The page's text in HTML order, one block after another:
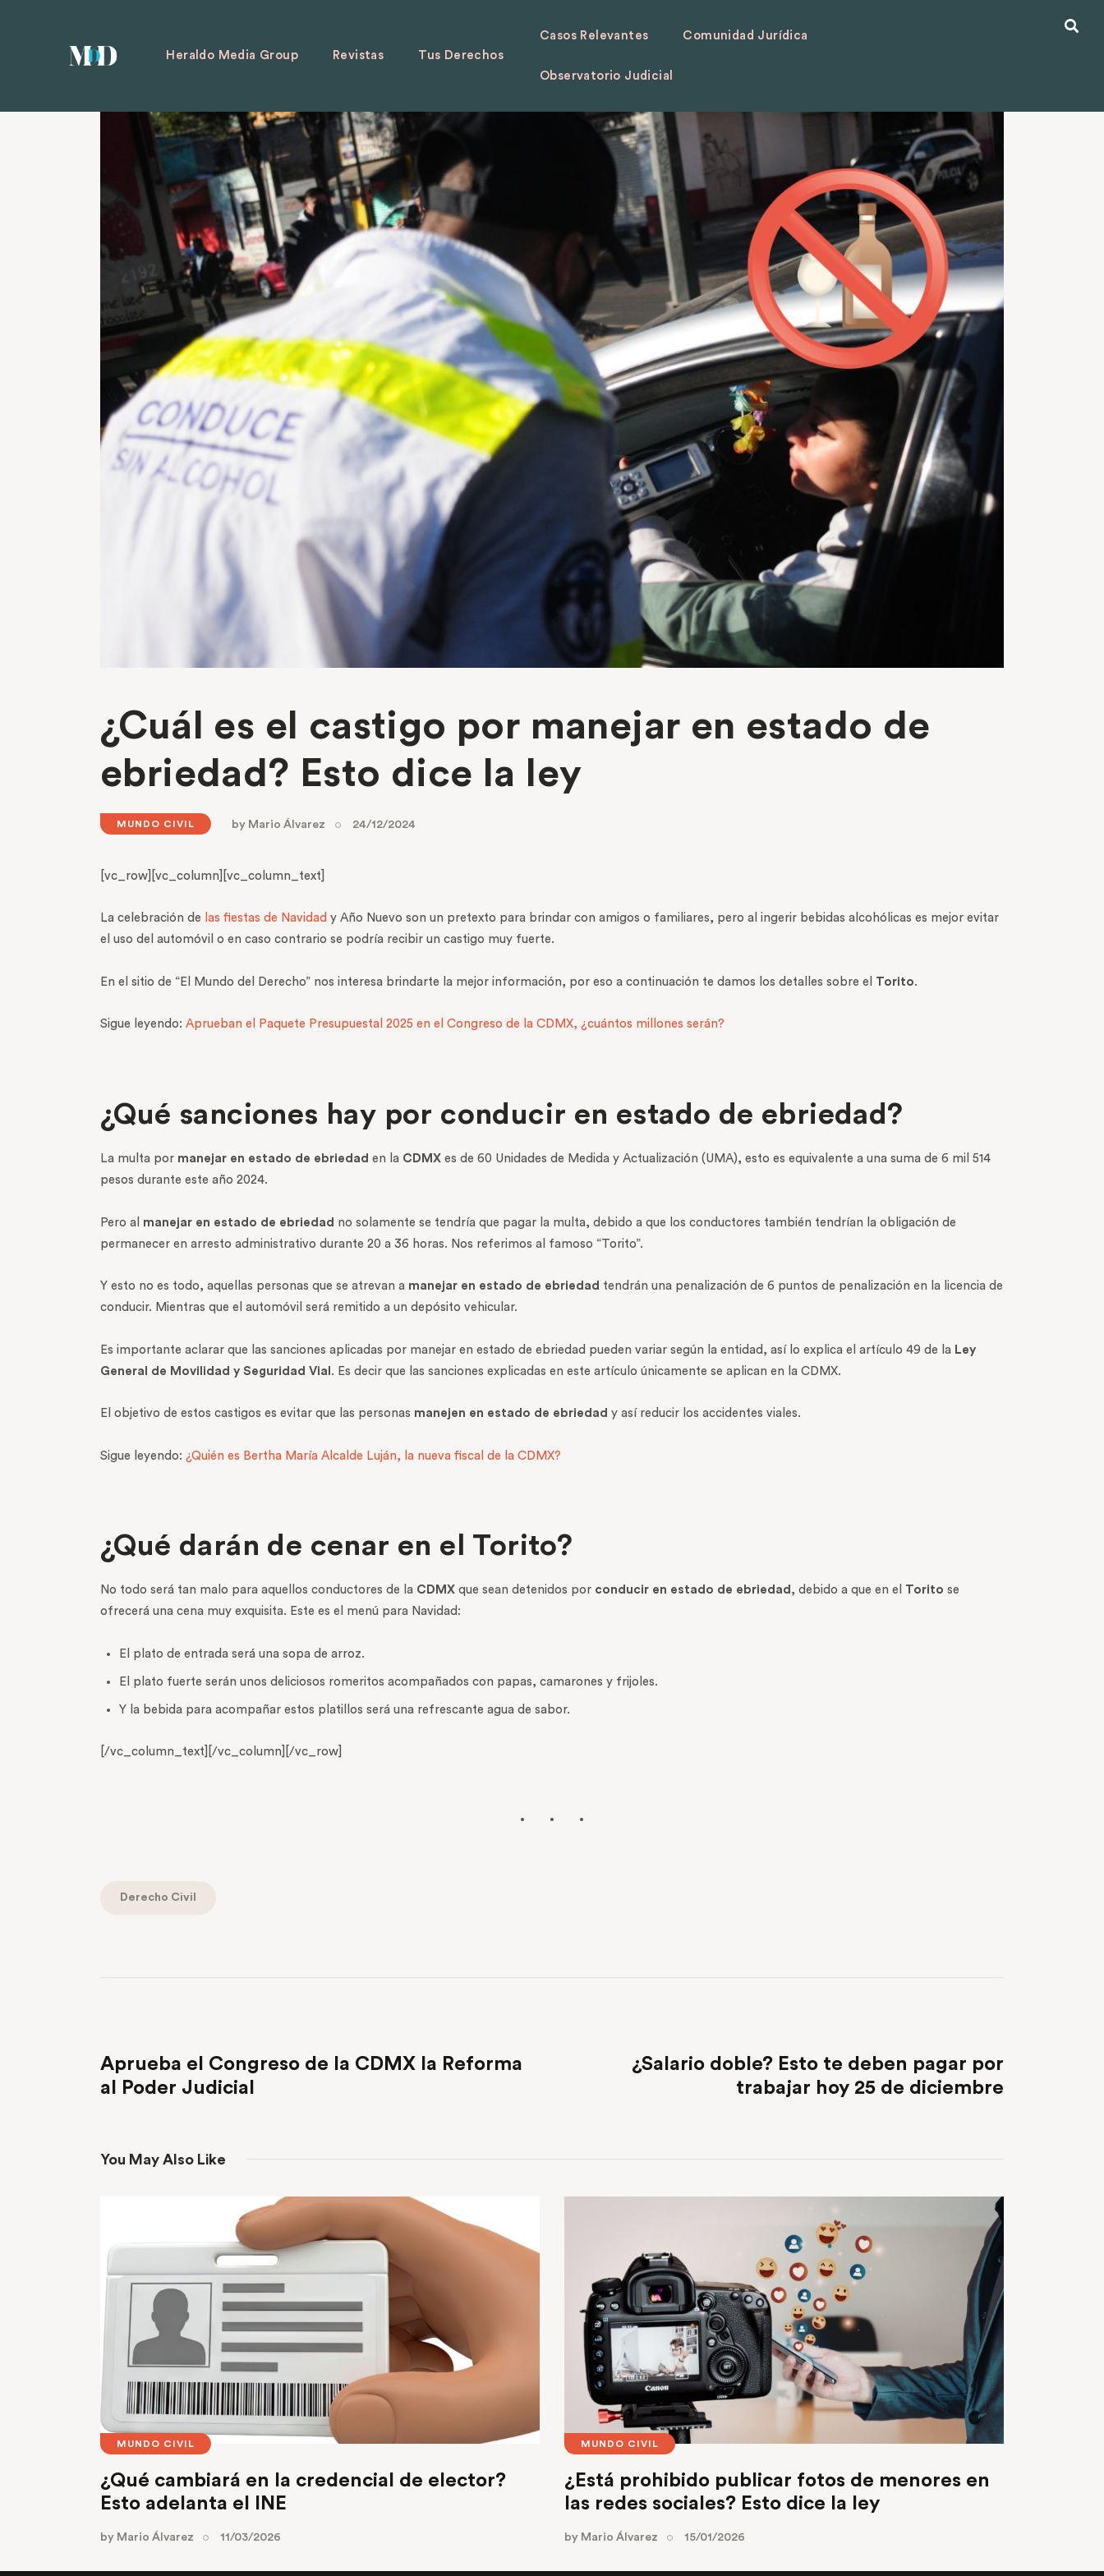
Heraldo Media Group Revistas Tus Derechos
Casos Relevantes Comunidad Jurídica
Observatorio Judicial
¿Cuál es el castigo por manejar en estado de
ebriedad? Esto dice la ley
MUNDO CIVIL by Mario Álvarez 24/12/2024
[vc_row][vc_column][vc_column_text]
La celebración de las fiestas de Navidad y Año Nuevo son un pretexto para brindar con amigos o familiares, pero al ingerir bebidas alcohólicas es mejor evitar
el uso del automóvil o en caso contrario se podría recibir un castigo muy fuerte.
En el sitio de “El Mundo del Derecho” nos interesa brindarte la mejor información, por eso a continuación te damos los detalles sobre el Torito.
Sigue leyendo: Aprueban el Paquete Presupuestal 2025 en el Congreso de la CDMX, ¿cuántos millones serán?
¿Qué sanciones hay por conducir en estado de ebriedad?
La multa por manejar en estado de ebriedad en la CDMX es de 60 Unidades de Medida y Actualización (UMA), esto es equivalente a una suma de 6 mil 514
pesos durante este año 2024.
Pero al manejar en estado de ebriedad no solamente se tendría que pagar la multa, debido a que los conductores también tendrían la obligación de
permanecer en arresto administrativo durante 20 a 36 horas. Nos referimos al famoso “Torito”.
Y esto no es todo, aquellas personas que se atrevan a manejar en estado de ebriedad tendrán una penalización de 6 puntos de penalización en la licencia de
conducir. Mientras que el automóvil será remitido a un depósito vehicular.
Es importante aclarar que las sanciones aplicadas por manejar en estado de ebriedad pueden variar según la entidad, así lo explica el artículo 49 de la Ley
General de Movilidad y Seguridad Vial . Es decir que las sanciones explicadas en este artículo únicamente se aplican en la CDMX.
El objetivo de estos castigos es evitar que las personas manejen en estado de ebriedad y así reducir los accidentes viales.
Sigue leyendo: ¿Quién es Bertha María Alcalde Luján, la nueva fiscal de la CDMX?
¿Qué darán de cenar en el Torito?
No todo será tan malo para aquellos conductores de la CDMX que sean detenidos por conducir en estado de ebriedad , debido a que en el Torito se
ofrecerá una cena muy exquisita. Este es el menú para Navidad:
El plato de entrada será una sopa de arroz.
El plato fuerte serán unos deliciosos romeritos acompañados con papas, camarones y frijoles.
Y la bebida para acompañar estos platillos será una refrescante agua de sabor.
[/vc_column_text][/vc_column][/vc_row]
Derecho Civil
Aprueba el Congreso de la CDMX la Reforma
al Poder Judicial
¿Salario doble? Esto te deben pagar por
trabajar hoy 25 de diciembre
You May Also Like
MUNDO CIVIL
¿Qué cambiará en la credencial de elector?
Esto adelanta el INE
by Mario Álvarez 11/03/2026
MUNDO CIVIL
¿Está prohibido publicar fotos de menores en
las redes sociales? Esto dice la ley
by Mario Álvarez 15/01/2026